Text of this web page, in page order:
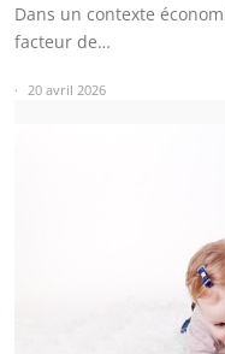
Dans un contexte
facteur de…
20 avril 2026